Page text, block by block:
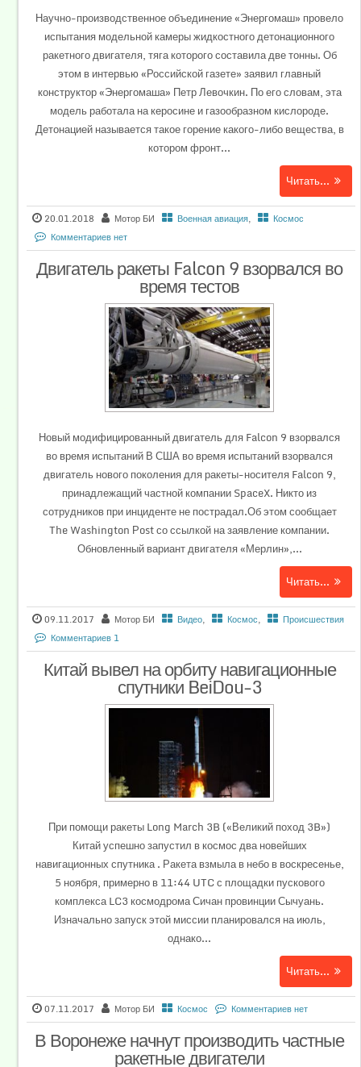
Научно-производственное объединение «Энергомаш» провело
испытания модельной камеры жидкостного детонационного
ракетного двигателя, тяга которого составила две тонны. Об
этом в интервью «Российской газете» заявил главный
конструктор «Энергомаша» Петр Левочкин. По его словам, эта
модель работала на керосине и газообразном кислороде.
Детонацией называется такое горение какого-либо вещества, в
котором фронт...
Читать...
20.01.2018 Мотор БИ Военная авиация,
Космос
Комментариев нет
Двигатель ракеты Falcon 9 взорвался во
время тестов
Новый модифицированный двигатель для Falcon 9 взорвался
во время испытаний В США во время испытаний взорвался
двигатель нового поколения для ракеты-носителя Falcon 9,
принадлежащий частной компании SpaceX. Никто из
сотрудников при инциденте не пострадал.Об этом сообщает
The Washington Рost со ссылкой на заявление компании.
Обновленный вариант двигателя «Мерлин»,...
Читать...
09.11.2017 Мотор БИ Видео, Космос,
Происшествия
Комментариев 1
Китай вывел на орбиту навигационные
спутники BeiDou-3
При помощи ракеты Long March 3B («Великий поход 3B»)
Китай успешно запустил в космос два новейших
навигационных спутника . Ракета взмыла в небо в воскресенье,
5 ноября, примерно в 11:44 UTC с площадки пускового
комплекса LC3 космодрома Сичан провинции Сычуань.
Изначально запуск этой миссии планировался на июль,
однако...
Читать...
07.11.2017 Мотор БИ Космос Комментариев нет
В Воронеже начнут производить частные
ракетные двигатели